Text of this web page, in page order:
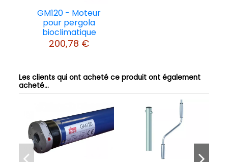
GM120 - Moteur
pour pergola
bioclimatique
200,78 €
Les clients qui ont acheté ce produit ont également
acheté...